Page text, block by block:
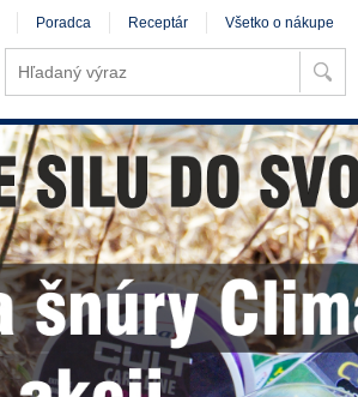
Poradca Receptár Všetko o nákupe